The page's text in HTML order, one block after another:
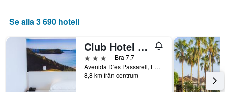
Se alla 3 690 hotell
Club Hotel Aguamarina
3 stjärnorBra 7,7
Avenida D'es Passarell, Es Mercadal, Menorca, Spanien
8,8 km från centrum